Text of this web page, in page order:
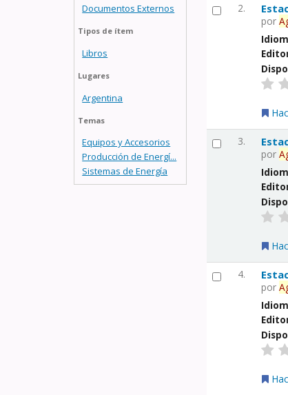
Documentos Externos
Tipos de ítem
Libros
Lugares
Argentina
Temas
Equipos y Accesorios
Producción de Energí...
Sistemas de Energía
2.
por
3.
por
4.
por